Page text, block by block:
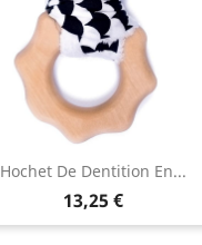
Hochet De Dentition En...
13,25 €